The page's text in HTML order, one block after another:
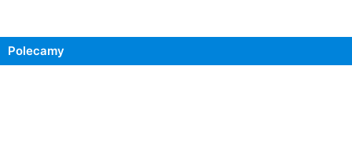
Polecamy